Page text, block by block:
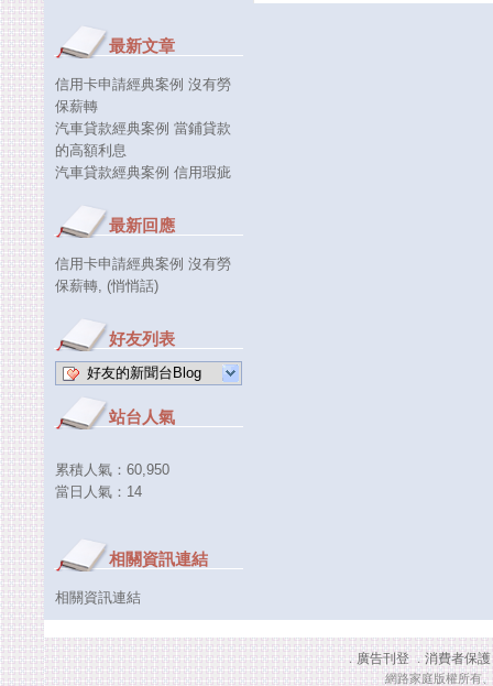
最新文章
信用卡申請經典案例 沒有勞
保薪轉
汽車貸款經典案例 當鋪貸款
的高額利息
汽車貸款經典案例 信用瑕疵
最新回應
信用卡申請經典案例 沒有勞
保薪轉, (悄悄話)
好友列表
好友的新聞台Blog
站台人氣
累積人氣： 60,950
當日人氣： 14
相關資訊連結
相關資訊連結
．廣告刊登． 消費者保護
網路家庭版權所有